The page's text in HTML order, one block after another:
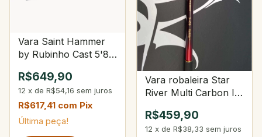
Vara Saint Hammer
by Rubinho Cast 5'8"
Partes
R$649,90
12 x de R$54,16 sem juros
R$617,41 com Pix
Última peça!
Vara robaleira Star
River Multi Carbon II
R$459,90
12 x de R$38,33 sem juros